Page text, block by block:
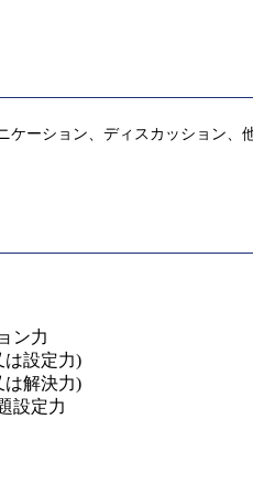
ケーション、ディスカッション、
ン力
は設定力)
は解決力)
設定力